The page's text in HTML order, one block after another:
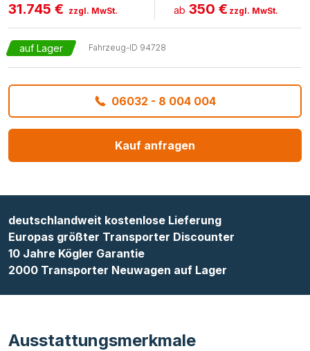
31.745 € zzgl. MwSt. ab 350 € zzgl. MwSt.
auf Lager Fahrzeug-ID 94728
06032 - 8 004 004
Kauf anfragen
deutschlandweit kostenlose Lieferung
Europas größter Transporter Discounter
10 Jahre Kögler Garantie
2000 Transporter Neuwagen auf Lager
Ausstattungsmerkmale